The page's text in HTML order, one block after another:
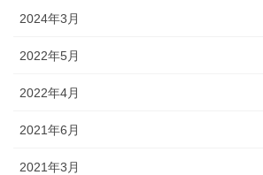
2024年3月
2022年5月
2022年4月
2021年6月
2021年3月